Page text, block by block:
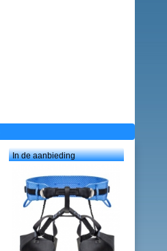
Gaffelterminal
€ 7.62
In de aanbieding